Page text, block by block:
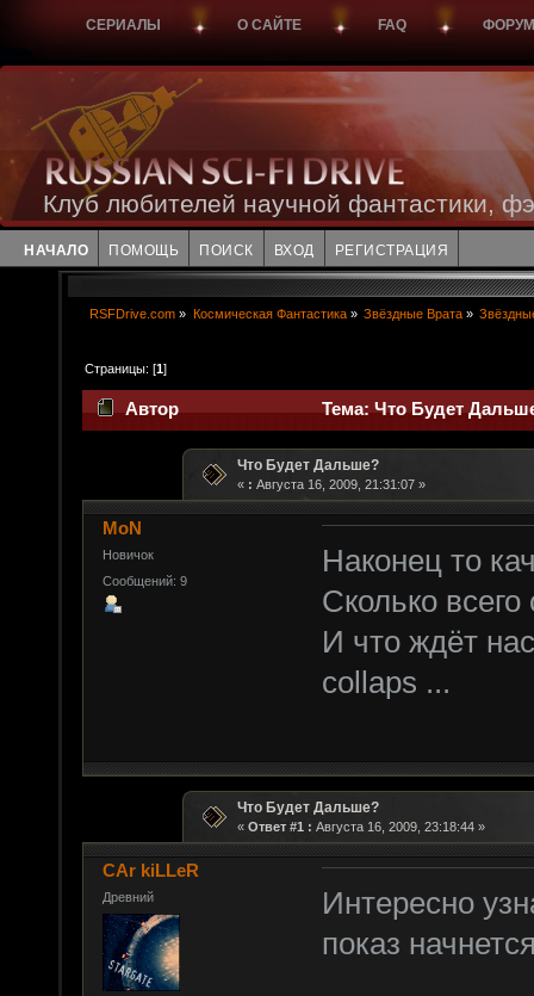
СЕРИАЛЫ О САЙТЕ FAQ ФОРУМ
Клуб любителей научной фантастики,
НАЧАЛО ПОМОЩЬ ПОИСК ВХОД РЕГИСТРАЦИЯ
RSFDrive.com » Космическая Фантастика» Звёздные Врата»
Страницы: [1]
Автор Тема: Что Будет
Что Будет Дальше?
« : Августа 16, 2009, 21:31:07 »
MoN
Новичок
Сообщений: 9
Наконец то
Сколько всего
И что ждёт
collaps ...
Что Будет Дальше?
« Ответ #1 : Августа 16, 2009, 23:18:44 »
CAr kiLLeR
Древний
Интересно
показ